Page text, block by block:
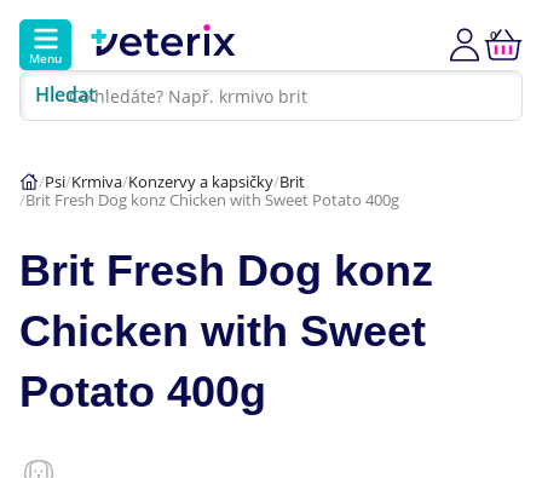
Menu
Hledat
0
Hlavní kategorie
Akce
Psi
Kočky
Veterinární diety
Psi Krmiva Konzervy a kapsičky Brit
Brit Fresh Dog konz Chicken with Sweet Potato 400g
Brit Fresh Dog konz
Chicken with Sweet
Potato 400g